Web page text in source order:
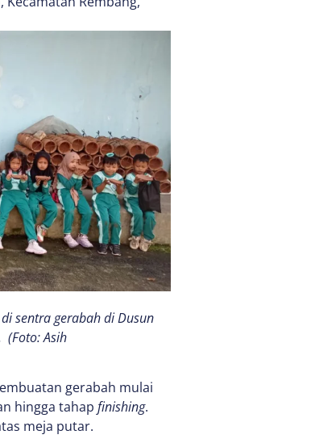
sentra gerabah di Dusun
(Foto: Asih
gerabah mulai
hingga tahap finishing.
meja putar.